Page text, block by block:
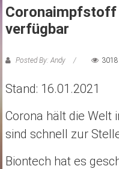
Coronaimpfstoff
verfügbar
Posted By: Andy 3018
Stand: 16.01.2021
Corona hält die Welt
sind schnell zur
Biontech hat es